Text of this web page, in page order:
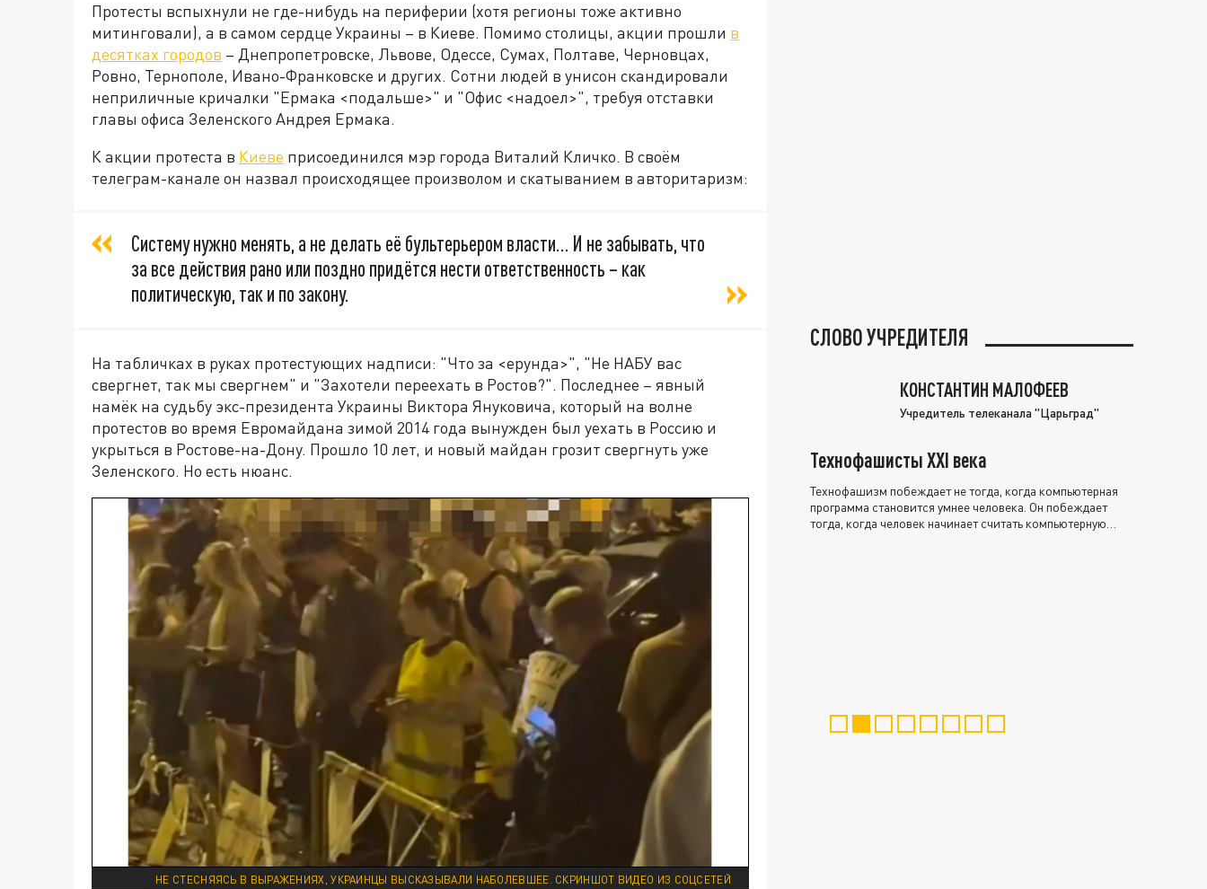
Протесты вспыхнули не где-нибудь на периферии (хотя регионы тоже активно
митинговали), а в самом сердце Украины – в Киеве. Помимо столицы, акции прошли в
десятках городов – Днепропетровске, Львове, Одессе, Сумах, Полтаве, Черновцах,
Ровно, Тернополе, Ивано-Франковске и других. Сотни людей в унисон скандировали
неприличные кричалки "Ермака <подальше>" и "Офис <надоел>", требуя отставки
главы офиса Зеленского Андрея Ермака.
К акции протеста в Киеве присоединился мэр города Виталий Кличко. В своём
телеграм-канале он назвал происходящее произволом и скатыванием в авторитаризм:
Систему нужно менять, а не делать её бультерьером власти… И не забывать, что
за все действия рано или поздно придётся нести ответственность – как
политическую, так и по закону.
На табличках в руках протестующих надписи: "Что за <ерунда>", "Не НАБУ вас
свергнет, так мы свергнем" и "Захотели переехать в Ростов?". Последнее – явный
намёк на судьбу экс-президента Украины Виктора Януковича, который на волне
протестов во время Евромайдана зимой 2014 года вынужден был уехать в Россию и
укрыться в Ростове-на-Дону. Прошло 10 лет, и новый майдан грозит свергнуть уже
Зеленского. Но есть нюанс.
НЕ СТЕСНЯЯСЬ В ВЫРАЖЕНИЯХ, УКРАИНЦЫ ВЫСКАЗЫВАЛИ НАБОЛЕВШЕЕ. СКРИНШОТ ВИДЕО ИЗ СОЦСЕТЕЙ
СЛОВО УЧРЕДИТЕЛЯ
КОНСТАНТИН МАЛОФЕЕВ
Учредитель телеканала "Царьград"
Технофашисты XXI века
Технофашизм побеждает не тогда, когда компьютерная
программа становится умнее человека. Он побеждает
тогда, когда человек начинает считать компьютерную